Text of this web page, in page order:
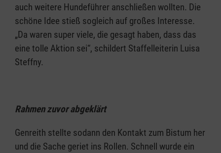
auch weitere Hundeführer anschließen wollten. Die
schöne Idee stieß sogleich auf großes Interesse.
„Da waren super viele, die gesagt haben, dass das
eine tolle Aktion sei“, schildert Staffelleiterin Luisa
Steffny.
Rahmen zuvor abgeklärt
Genreith stellte sodann den Kontakt zum Bistum her
und die Sache geriet ins Rollen. Schnell wurde ein